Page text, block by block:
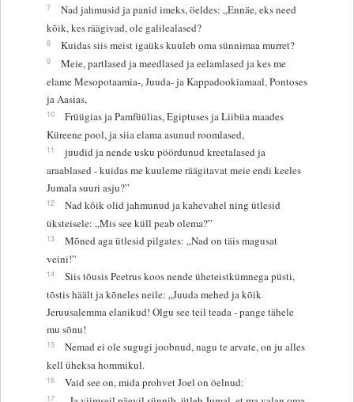
7
Nad jahmusid ja panid imeks, öeldes: „Ennäe, eks need
kõik, kes räägivad, ole galilealased?
8 Kuidas siis meist igaüks kuuleb oma sünnimaa murret?
9
Meie, partlased ja meedlased ja eelamlased ja kes me
elame Mesopotaamia-, Juuda- ja Kappadookiamaal, Pontoses
ja Aasias,
10
Früügias ja Pamfüülias, Egiptuses ja Liibüa maades
Küreene pool, ja siia elama asunud roomlased,
11
juudid ja nende usku pöördunud kreetalased ja
araablased - kuidas me kuuleme räägitavat meie endi keeles
Jumala suuri asju?”
12
Nad kõik olid jahmunud ja kahevahel ning ütlesid
üksteisele: „Mis see küll peab olema?”
13
Mõned aga ütlesid pilgates: „Nad on täis magusat
veini!”
14
Siis tõusis Peetrus koos nende üheteistkümnega püsti,
tõstis häält ja kõneles neile: „Juuda mehed ja kõik
Jeruusalemma elanikud! Olgu see teil teada - pange tähele
mu sõnu!
15
Nemad ei ole sugugi joobnud, nagu te arvate, on ju alles
kell üheksa hommikul.
16 Vaid see on, mida prohvet Joel on öelnud:
17